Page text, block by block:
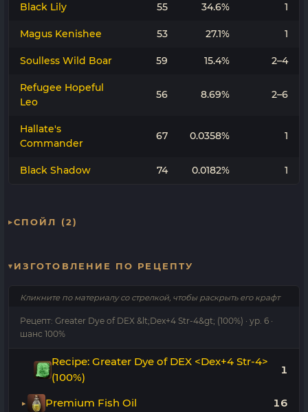
Black Lily 55 34.6% 1
Magus Kenishee 53 27.1% 1
Soulless Wild Boar 59 15.4% 2–4
Refugee Hopeful
Leo
56 8.69% 2–6
Hallate's
Commander
67 0.0358% 1
Black Shadow 74 0.0182% 1
СПОЙЛ (2)
ИЗГОТОВЛЕНИЕ ПО РЕЦЕПТУ
Кликните по материалу со стрелкой, чтобы раскрыть его крафт
Рецепт: Greater Dye of DEX &lt;Dex+4 Str-4&gt; (100%) · ур. 6 ·
шанс 100%
Recipe: Greater Dye of DEX <Dex+4 Str-4>
(100%)
1
Premium Fish Oil 16